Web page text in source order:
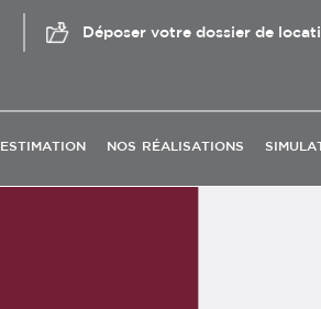
Déposer votre dossier de
ESTIMATION NOS RÉALISATIONS